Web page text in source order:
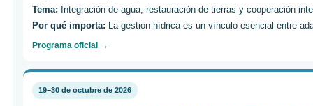
Tema: Integración de agua, restauración de tierras y cooperación
Por qué importa: La gestión hídrica es un vínculo esencial entre
Programa oficial →
19–30 de octubre de 2026